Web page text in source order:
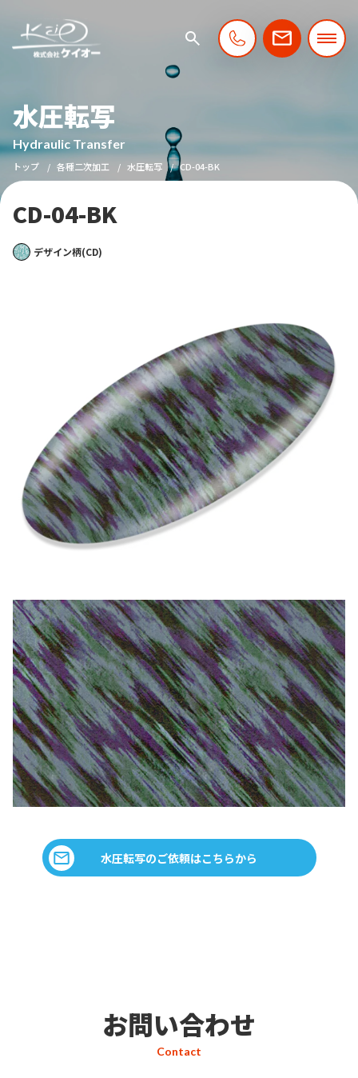
水圧転写
Hydraulic Transfer
トップ 各種二次加工 水圧転写 CD-04-BK
CD-04-BK
デザイン柄(CD)
水圧転写のご依頼はこちらから
お問い合わせ
Contact